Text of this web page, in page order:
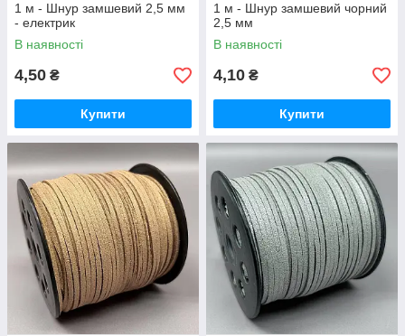
1 м - Шнур замшевий 2,5 мм
- електрик
В наявності
4,50 ₴
Купити
1 м - Шнур замшевий чорний
2,5 мм
В наявності
4,10 ₴
Купити